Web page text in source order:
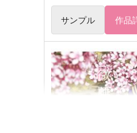
サンプル 作品